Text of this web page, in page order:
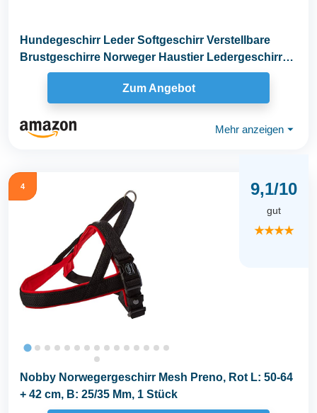
Hundegeschirr Leder Softgeschirr Verstellbare
Brustgeschirre Norweger Haustier Ledergeschirr
Weichem...
Zum Angebot
Mehr anzeigen ⏷
4 9,1/10
gut
★★★★
Nobby Norwegergeschirr Mesh Preno, Rot L: 50-64
+ 42 cm, B: 25/35 Mm, 1 Stück